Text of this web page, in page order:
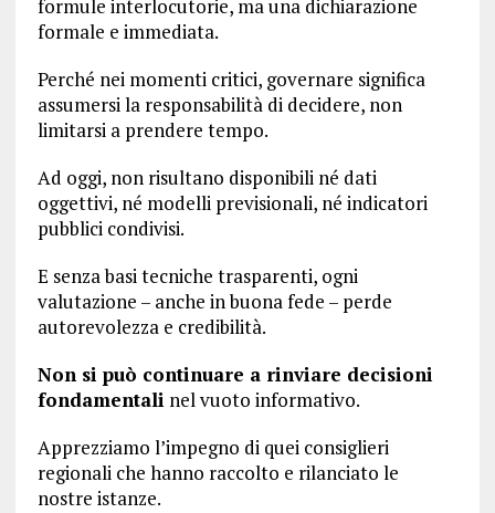
formule interlocutorie, ma una dichiarazione
formale e immediata.
Perché nei momenti critici, governare significa
assumersi la responsabilità di decidere, non
limitarsi a prendere tempo.
Ad oggi, non risultano disponibili né dati
oggettivi, né modelli previsionali, né indicatori
pubblici condivisi.
E senza basi tecniche trasparenti, ogni
valutazione – anche in buona fede – perde
autorevolezza e credibilità.
Non si può continuare a rinviare decisioni
fondamentali nel vuoto informativo.
Apprezziamo l’impegno di quei consiglieri
regionali che hanno raccolto e rilanciato le
nostre istanze.